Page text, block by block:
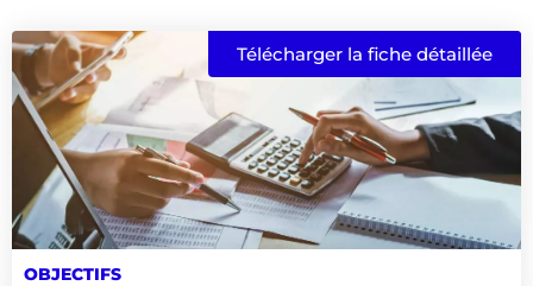
Télécharger la fiche détaillée
OBJECTIFS